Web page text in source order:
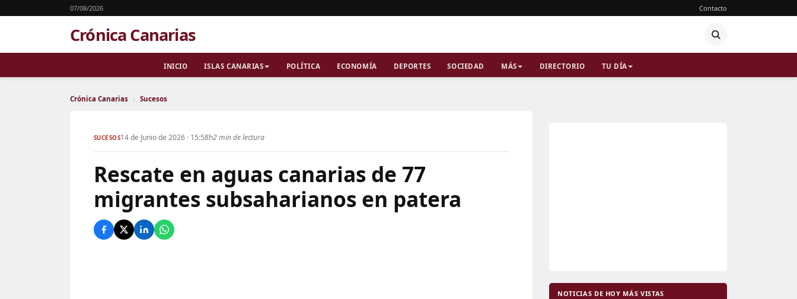
07/08/2026 Contacto
Crónica Canarias
INICIO ISLAS CANARIAS POLÍTICA ECONOMÍA DEPORTES SOCIEDAD MÁS DIRECTORIO TU DÍA
Crónica Canarias › Sucesos
SUCESOS14 de Junio de 2026 · 15:58h2 min de lectura
Rescate en aguas canarias de 77
migrantes subsaharianos en patera
NOTICIAS DE HOY MÁS VISTAS